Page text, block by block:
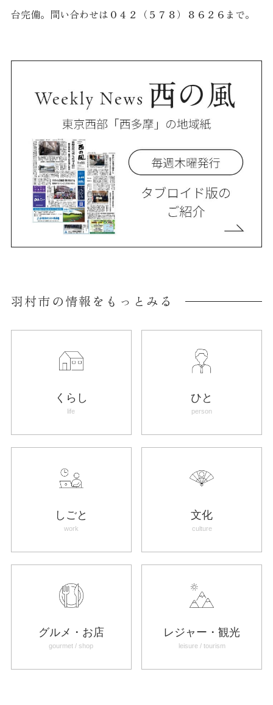
台完備。問い合わせは０４２（５７８）８６２６まで。
羽村市の情報をもっとみる
くらし
life
ひと
person
しごと
work
文化
culture
グルメ・お店
gourmet / shop
レジャー・観光
leisure / tourism